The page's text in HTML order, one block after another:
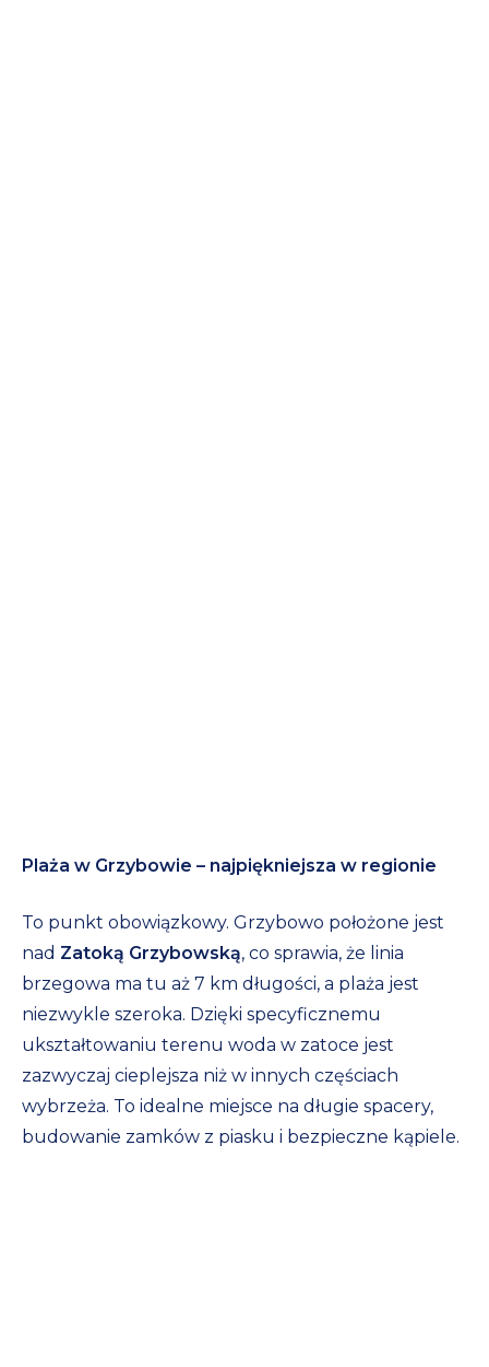
Plaża w Grzybowie – najpiękniejsza w regionie
To punkt obowiązkowy. Grzybowo położone jest
nad Zatoką Grzybowską, co sprawia, że linia
brzegowa ma tu aż 7 km długości, a plaża jest
niezwykle szeroka. Dzięki specyficznemu
ukształtowaniu terenu woda w zatoce jest
zazwyczaj cieplejsza niż w innych częściach
wybrzeża. To idealne miejsce na długie spacery,
budowanie zamków z piasku i bezpieczne kąpiele.